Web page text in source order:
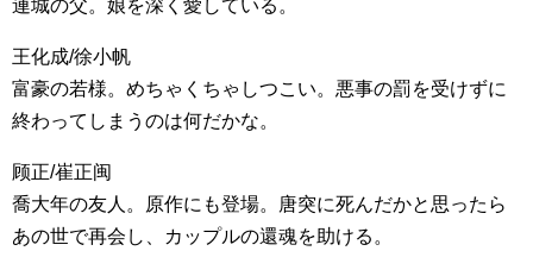
連城の父。娘を深く愛している。
王化成/徐小帆
富豪の若様。めちゃくちゃしつこい。悪事の罰を受けずに
終わってしまうのは何だかな。
顾正/崔正闽
喬大年の友人。原作にも登場。唐突に死んだかと思ったら
あの世で再会し、カップルの還魂を助ける。